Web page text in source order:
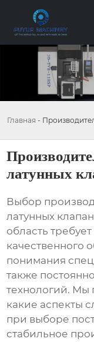
Главная -
латунных
Выбор
латунных
область
качественного
понимания
также
технологий. Мы
какие аспекты
при выборе
стабильное